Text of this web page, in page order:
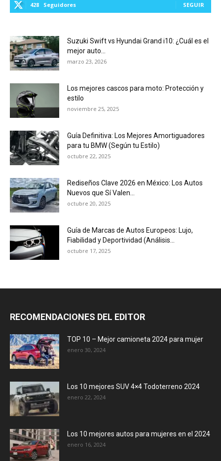
428 Seguidores SEGUIR
Suzuki Swift vs Hyundai Grand i10: ¿Cuál es el
mejor auto...
marzo 23, 2026
Los mejores cascos para moto: Protección y
estilo
noviembre 25, 2025
Guía Definitiva: Los Mejores Amortiguadores
para tu BMW (Según tu Estilo)
octubre 22, 2025
Rediseños Clave 2026 en México: Los Autos
Nuevos que Sí Valen...
octubre 20, 2025
Guía de Marcas de Autos Europeos: Lujo,
Fiabilidad y Deportividad (Análisis...
octubre 17, 2025
RECOMENDACIONES DEL EDITOR
TOP 10 – Mejor camioneta 2024 para mujer
enero 30, 2024
Los 10 mejores SUV 4×4 Todoterreno 2024
enero 22, 2024
Los 10 mejores autos para mujeres en el 2024
enero 16, 2024